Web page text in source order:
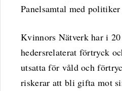
Panelsamtal med
Kvinnors Nätverk har i
hedersrelaterat förtryck
utsatta för våld och
riskerar att bli gifta mot